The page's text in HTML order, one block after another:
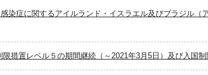
染症に関するアイルランド・イスラエル及びブラジル（
措置レベル５の期間継続（～2021年3月5日）及び入国